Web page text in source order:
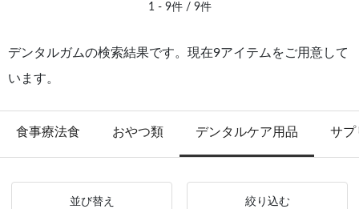
1 - 9件 / 9件
デンタルガムの検索結果です。現在9アイテムをご用意して
います。
食事療法食 おやつ類 デンタルケア用品 サプ
並び替え 絞り込む